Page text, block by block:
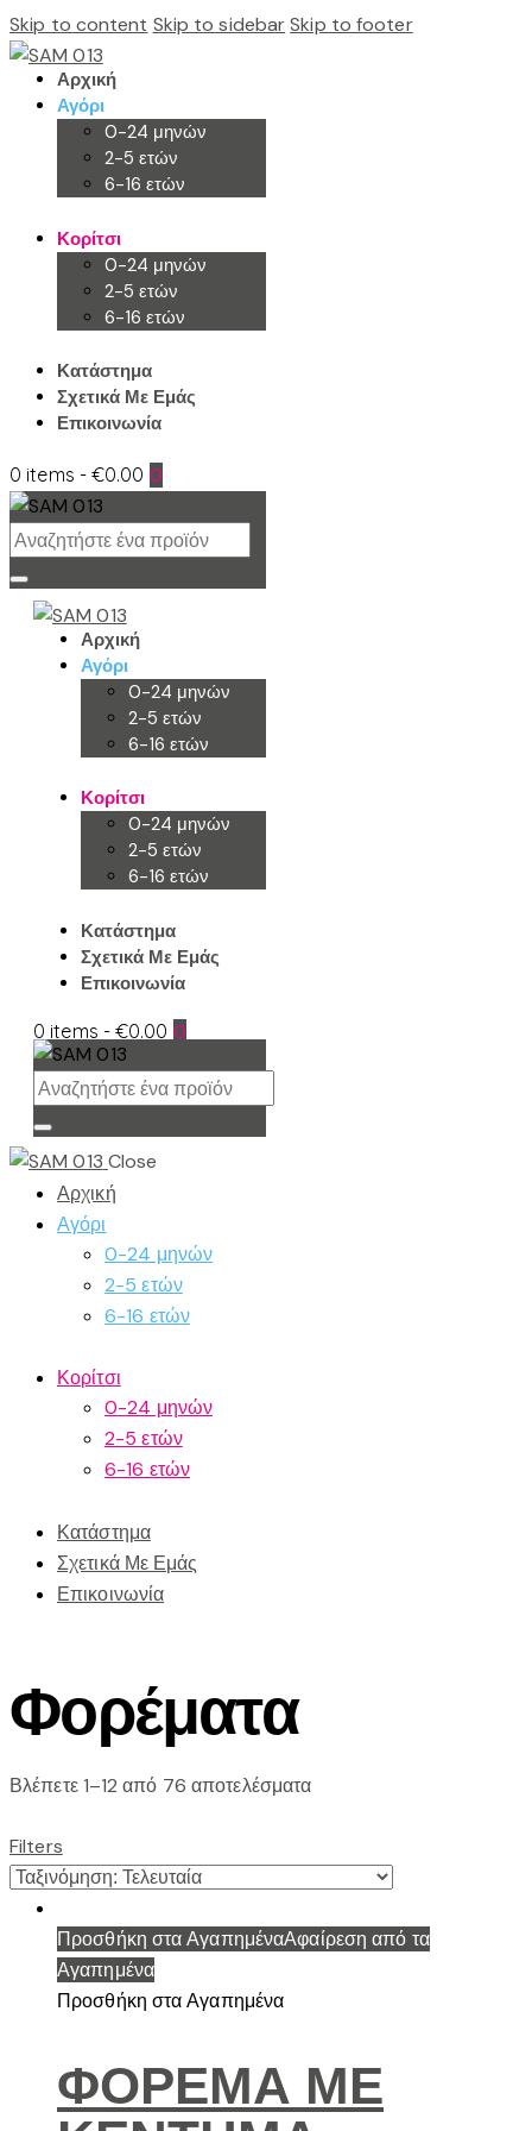
Skip to content Skip to sidebar Skip to footer
Αρχική
Αγόρι
0-24 μηνών
2-5 ετών
6-16 ετών
Κορίτσι
0-24 μηνών
2-5 ετών
6-16 ετών
Κατάστημα
Σχετικά Με Εμάς
Επικοινωνία
0 items -€0.00 0
Αρχική
Αγόρι
0-24 μηνών
2-5 ετών
6-16 ετών
Κορίτσι
0-24 μηνών
2-5 ετών
6-16 ετών
Κατάστημα
Σχετικά Με Εμάς
Επικοινωνία
0 items -€0.00 0
Close
Αρχική
Αγόρι
0-24 μηνών
2-5 ετών
6-16 ετών
Κορίτσι
0-24 μηνών
2-5 ετών
6-16 ετών
Κατάστημα
Σχετικά Με Εμάς
Επικοινωνία
Φορέματα
Βλέπετε 1–12 από 76 αποτελέσματαSorted
Filters
Προσθήκη στα ΑγαπημέναΑφαίρεση από τα
Αγαπημένα
Προσθήκη στα Αγαπημένα
ΦΟΡΕΜΑ ΜΕ